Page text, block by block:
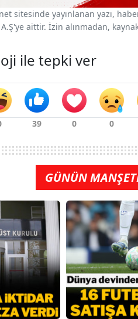
sitesinde yayınlanan yazı,
aittir. İzin alınmadan,
ile tepki ver
GÜNÜN